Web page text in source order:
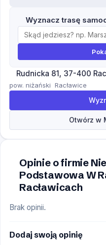
Wyznacz trasę
Rudnicka 81, 37-400
pow. niżański Racławice
Otwórz w
Opinie o firmie
Podstawowa W
Racławicach
Brak opinii.
Dodaj swoją opinię